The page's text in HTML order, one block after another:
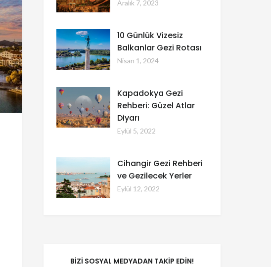
Aralık 7, 2023
10 Günlük Vizesiz
Balkanlar Gezi Rotası
Nisan 1, 2024
Kapadokya Gezi
Rehberi: Güzel Atlar
Diyarı
Eylül 5, 2022
Cihangir Gezi Rehberi
ve Gezilecek Yerler
Eylül 12, 2022
BIZI SOSYAL MEDYADAN TAKIP EDIN!